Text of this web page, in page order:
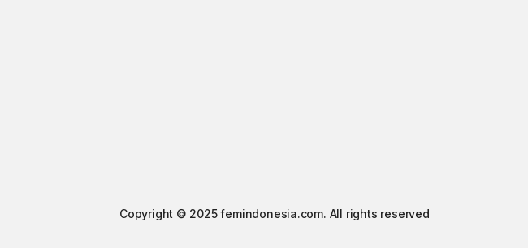
Copyright © 2025 femindonesia.com. All rights reserved